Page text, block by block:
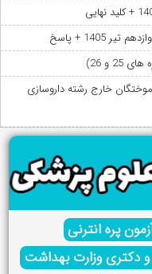
+ پاسخ
خارج رشته داروسازی
پره انترنی
و دکتری وزارت بهداشت